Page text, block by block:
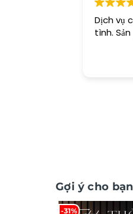
Dịch vụ
tình.
Gợi ý cho bạn
-31%